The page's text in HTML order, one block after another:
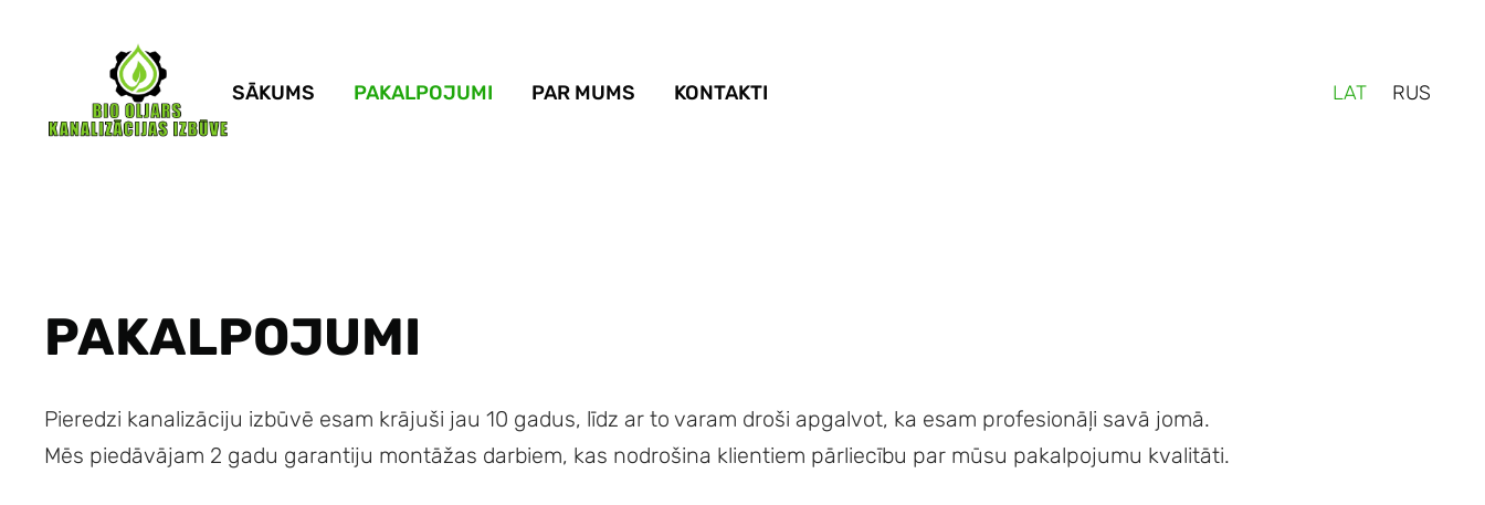
SĀKUMS PAKALPOJUMI PAR MUMS KONTAKTI LAT RUS
PAKALPOJUMI
Pieredzi kanalizāciju izbūvē esam krājuši jau 10 gadus, līdz ar to varam droši apgalvot, ka esam profesionāļi savā jomā.
Mēs piedāvājam 2 gadu garantiju montāžas darbiem, kas nodrošina klientiem pārliecību par mūsu pakalpojumu kvalitāti.